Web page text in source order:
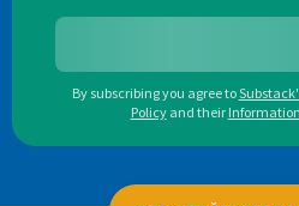
By subscribing you agree to
Policy and their